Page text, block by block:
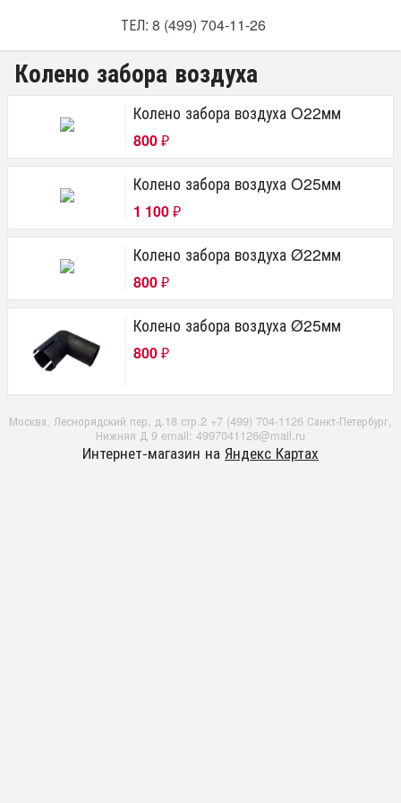
ТЕЛ: 8 (499) 704-11-26
Колено забора воздуха
Колено забора воздуха O22мм
800 ₽
Колено забора воздуха O25мм
1 100 ₽
Колено забора воздуха Ø22мм
800 ₽
Колено забора воздуха Ø25мм
800 ₽
Москва, Леснорядский пер, д.18 стр.2 +7 (499) 704-1126 Санкт-Петербург,
Нижняя Д 9 email: 4997041126@mail.ru
Интернет-магазин на Яндекс Картах